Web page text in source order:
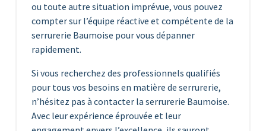
ou toute autre situation imprévue, vous pouvez
compter sur l’équipe réactive et compétente de la
serrurerie Baumoise pour vous dépanner
rapidement.
Si vous recherchez des professionnels qualifiés
pour tous vos besoins en matière de serrurerie,
n’hésitez pas à contacter la serrurerie Baumoise.
Avec leur expérience éprouvée et leur